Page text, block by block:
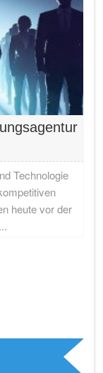
Technologie
heute vor der